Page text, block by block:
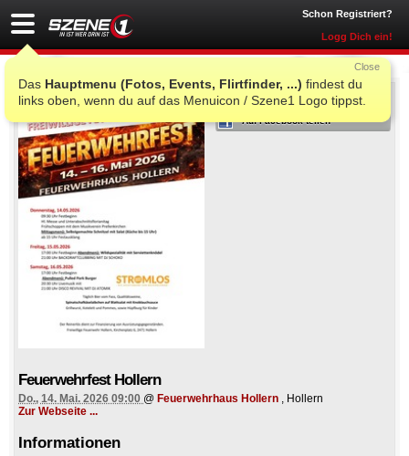
Schon Registriert?
Logg Dich ein!
Das Hauptmenu (Fotos, Events, Flirtfinder, ...) findest du
links oben, wenn du auf das Menuicon / Szene1 Logo tippst.
Close
ICH WAR AUCH DORT
Auf Facebook teilen
Feuerwehrfest Hollern
Do., 14. Mai. 2026 09:00 @ Feuerwehrhaus Hollern , Hollern
Zur Webseite ...
Informationen